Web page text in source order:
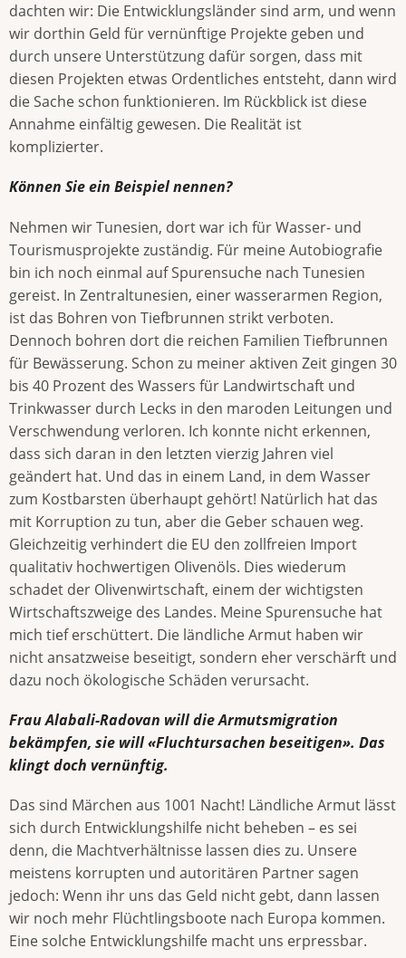
dachten wir: Die Entwicklungsländer sind arm, und wenn
wir dorthin Geld für vernünftige Projekte geben und
durch unsere Unterstützung dafür sorgen, dass mit
diesen Projekten etwas Ordentliches entsteht, dann wird
die Sache schon funktionieren. Im Rückblick ist diese
Annahme einfältig gewesen. Die Realität ist
komplizierter.
Können Sie ein Beispiel nennen?
Nehmen wir Tunesien, dort war ich für Wasser- und
Tourismusprojekte zuständig. Für meine Autobiografie
bin ich noch einmal auf Spurensuche nach Tunesien
gereist. In Zentraltunesien, einer wasserarmen Region,
ist das Bohren von Tiefbrunnen strikt verboten.
Dennoch bohren dort die reichen Familien Tiefbrunnen
für Bewässerung. Schon zu meiner aktiven Zeit gingen 30
bis 40 Prozent des Wassers für Landwirtschaft und
Trinkwasser durch Lecks in den maroden Leitungen und
Verschwendung verloren. Ich konnte nicht erkennen,
dass sich daran in den letzten vierzig Jahren viel
geändert hat. Und das in einem Land, in dem Wasser
zum Kostbarsten überhaupt gehört! Natürlich hat das
mit Korruption zu tun, aber die Geber schauen weg.
Gleichzeitig verhindert die EU den zollfreien Import
qualitativ hochwertigen Olivenöls. Dies wiederum
schadet der Olivenwirtschaft, einem der wichtigsten
Wirtschaftszweige des Landes. Meine Spurensuche hat
mich tief erschüttert. Die ländliche Armut haben wir
nicht ansatzweise beseitigt, sondern eher verschärft und
dazu noch ökologische Schäden verursacht.
Frau Alabali-Radovan will die Armutsmigration
bekämpfen, sie will «Fluchtursachen beseitigen». Das
klingt doch vernünftig.
Das sind Märchen aus 1001 Nacht! Ländliche Armut lässt
sich durch Entwicklungshilfe nicht beheben – es sei
denn, die Machtverhältnisse lassen dies zu. Unsere
meistens korrupten und autoritären Partner sagen
jedoch: Wenn ihr uns das Geld nicht gebt, dann lassen
wir noch mehr Flüchtlingsboote nach Europa kommen.
Eine solche Entwicklungshilfe macht uns erpressbar.